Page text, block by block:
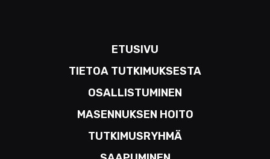
ETUSIVU
TIETOA TUTKIMUKSESTA
OSALLISTUMINEN
MASENNUKSEN HOITO
TUTKIMUSRYHMÄ